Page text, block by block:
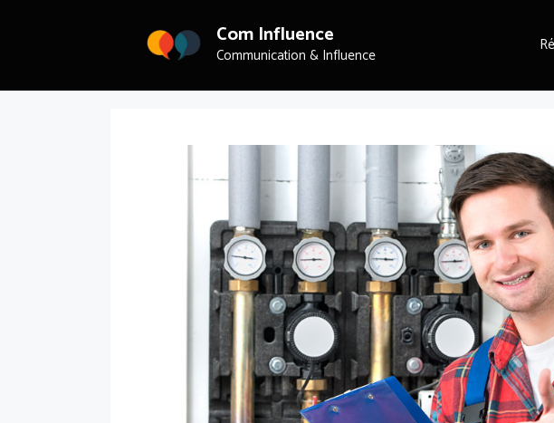
Com Influence
Communication & Influence